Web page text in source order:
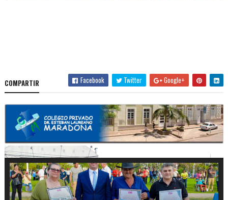
COMPARTIR Facebook Twitter Google+